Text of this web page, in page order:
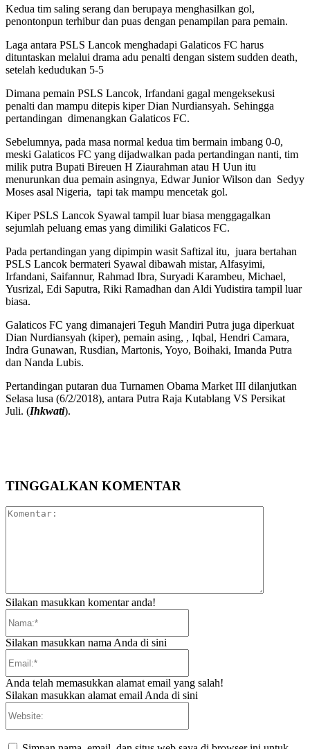
Kedua tim saling serang dan berupaya menghasilkan gol,
penontonpun terhibur dan puas dengan penampilan para pemain.
Laga antara PSLS Lancok menghadapi Galaticos FC harus
dituntaskan melalui drama adu penalti dengan sistem sudden death,
setelah kedudukan 5-5
Dimana pemain PSLS Lancok, Irfandani gagal mengeksekusi
penalti dan mampu ditepis kiper Dian Nurdiansyah. Sehingga
pertandingan dimenangkan Galaticos FC.
Sebelumnya, pada masa normal kedua tim bermain imbang 0-0,
meski Galaticos FC yang dijadwalkan pada pertandingan nanti, tim
milik putra Bupati Bireuen H Ziaurahman atau H Uun itu
menurunkan dua pemain asingnya, Edwar Junior Wilson dan Sedyy
Moses asal Nigeria, tapi tak mampu mencetak gol.
Kiper PSLS Lancok Syawal tampil luar biasa menggagalkan
sejumlah peluang emas yang dimiliki Galaticos FC.
Pada pertandingan yang dipimpin wasit Saftizal itu, juara bertahan
PSLS Lancok bermateri Syawal dibawah mistar, Alfasyimi,
Irfandani, Saifannur, Rahmad Ibra, Suryadi Karambeu, Michael,
Yusrizal, Edi Saputra, Riki Ramadhan dan Aldi Yudistira tampil luar
biasa.
Galaticos FC yang dimanajeri Teguh Mandiri Putra juga diperkuat
Dian Nurdiansyah (kiper), pemain asing, , Iqbal, Hendri Camara,
Indra Gunawan, Rusdian, Martonis, Yoyo, Boihaki, Imanda Putra
dan Nanda Lubis.
Pertandingan putaran dua Turnamen Obama Market III dilanjutkan
Selasa lusa (6/2/2018), antara Putra Raja Kutablang VS Persikat
Juli. (Ihkwati).
TINGGALKAN KOMENTAR
Silakan masukkan komentar anda!
Silakan masukkan nama Anda di sini
Anda telah memasukkan alamat email yang salah!
Silakan masukkan alamat email Anda di sini